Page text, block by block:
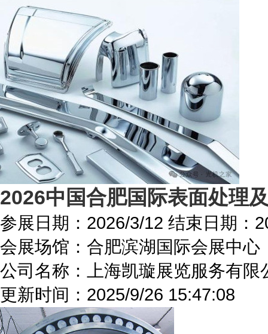
2026中国合肥国际表面处理
参展日期： 2026/3/12 结束日期：
会展场馆： 合肥滨湖国际会展中心
公司名称：上海凯璇展览服务有限
更新时间： 2025/9/26 15:47:08